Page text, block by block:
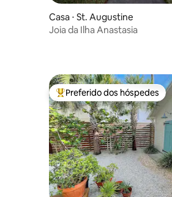
Casa ⋅ St. Augustine
Joia da Ilha Anastasia
Entre os melhores preferidos
Preferido dos hóspedes